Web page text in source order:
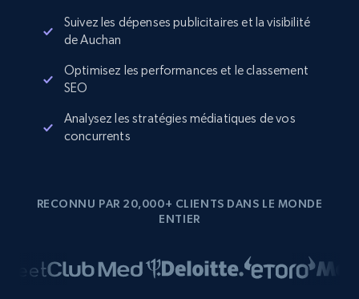
Suivez les dépenses publicitaires et la visibilité
de Auchan
Optimisez les performances et le classement
SEO
Analysez les stratégies médiatiques de vos
concurrents
RECONNU PAR 20,000+ CLIENTS DANS LE MONDE
ENTIER